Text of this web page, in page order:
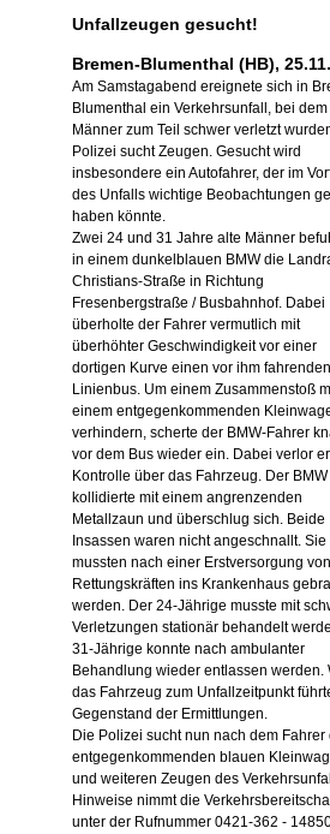
Unfallzeugen gesucht!
Bremen-Blumenthal (HB),
Am Samstagabend ereignete sich in
Blumenthal ein Verkehrsunfall, bei
Männer zum Teil schwer verletzt
Polizei sucht Zeugen. Gesucht wird
insbesondere ein Autofahrer, der im
des Unfalls wichtige Beobachtungen
haben könnte.
Zwei 24 und 31 Jahre alte Männer
in einem dunkelblauen BMW die
Christians-Straße in Richtung
Fresenbergstraße / Busbahnhof. Dabei
überholte der Fahrer vermutlich mit
überhöhter Geschwindigkeit vor einer
dortigen Kurve einen vor ihm fahrenden
Linienbus. Um einem Zusammenstoß
einem entgegenkommenden
verhindern, scherte der BMW-Fahrer
vor dem Bus wieder ein. Dabei verlor
Kontrolle über das Fahrzeug. Der BMW
kollidierte mit einem angrenzenden
Metallzaun und überschlug sich. Beide
Insassen waren nicht angeschnallt. Sie
mussten nach einer Erstversorgung von
Rettungskräften ins Krankenhaus
werden. Der 24-Jährige musste mit
Verletzungen stationär behandelt
31-Jährige konnte nach ambulanter
Behandlung wieder entlassen werden.
das Fahrzeug zum Unfallzeitpunkt
Gegenstand der Ermittlungen.
Die Polizei sucht nun nach dem Fahrer
entgegenkommenden blauen
und weiteren Zeugen des
Hinweise nimmt die
unter der Rufnummer 0421-362 -